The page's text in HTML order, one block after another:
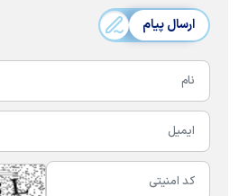
ارسال پیام